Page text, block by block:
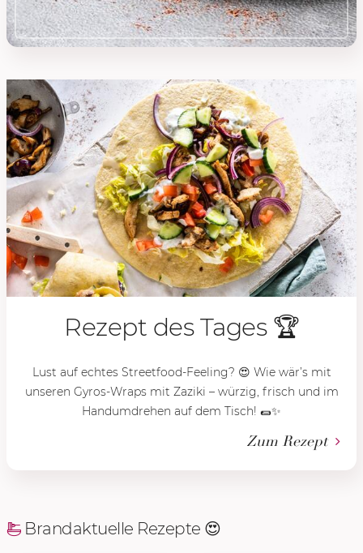
Rezept des Tages 🏆
Lust auf echtes Streetfood-Feeling? 😍 Wie wär’s mit
unseren Gyros-Wraps mit Zaziki – würzig, frisch und im
Handumdrehen auf dem Tisch! 🌯✨
Zum Rezept
Brandaktuelle Rezepte 😍